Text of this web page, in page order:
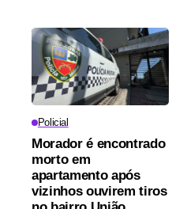
Policial
Morador é encontrado
morto em
apartamento após
vizinhos ouvirem tiros